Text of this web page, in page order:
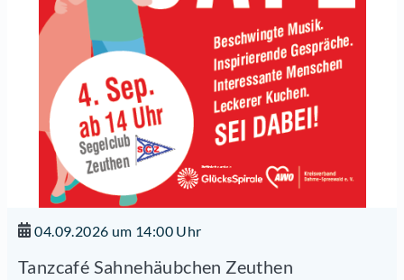
04.09.2026 um 14:00 Uhr
Tanzcafé Sahnehäubchen Zeuthen